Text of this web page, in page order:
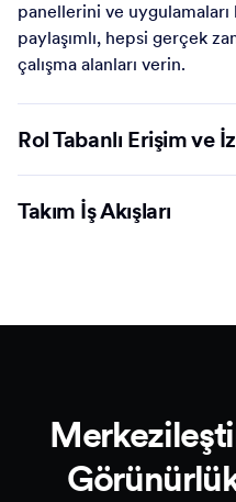
panellerini ve
paylaşımlı, hepsi gerçek
çalışma alanları verin.
Rol Tabanlı Erişim ve
Takım İş Akışları